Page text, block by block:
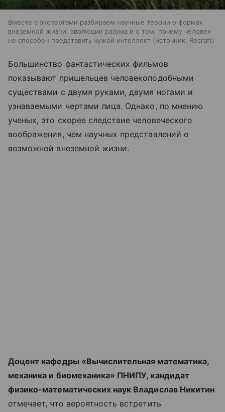
Вместе с экспертами разбираем научные теории о формах
внеземной жизни, эволюции разума и о том, почему человек
не способен представить чужой интеллект
источник: Recraft
Большинство фантастических фильмов
показывают пришельцев человекоподобными
существами с двумя руками, двумя ногами и
узнаваемыми чертами лица. Однако, по мнению
ученых, это скорее следствие человеческого
воображения, чем научных представлений о
возможной внеземной жизни.
Доцент кафедры «Вычислительная математика,
механика и биомеханика» ПНИПУ, кандидат
физико-математических наук Владислав Никитин
отмечает, что вероятность встретить